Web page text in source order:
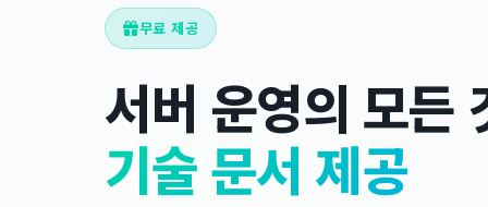
무료 제공
서버 운영의 모든
기술 문서 제공